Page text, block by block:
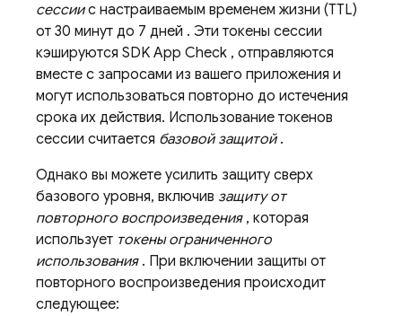
сессиис настраиваемым временем жизни (TTL)
от 30 минут до 7 дней . Эти токены сессии
кэшируются SDK App Check , отправляются
вместе с запросами из вашего приложения и
могут использоваться повторно до истечения
срока их действия. Использование токенов
сессии считается базовой защитой.
Однако вы можете усилить защиту сверх
базового уровня, включив защиту от
повторного воспроизведения, которая
использует токены ограниченного
использования. При включении защиты от
повторного воспроизведения происходит
следующее: